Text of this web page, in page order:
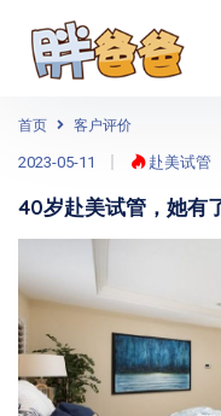
首页 客户评价
2023-05-11 赴美试管
40岁赴美试管，她有